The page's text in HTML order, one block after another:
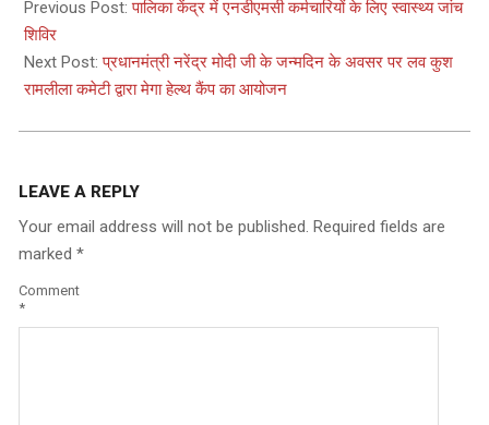
09-
17
Previous Post:पालिका केंद्र में एनडीएमसी कर्मचारियों के लिए स्वास्थ्य जांच
शिविर
Next Post:प्रधानमंत्री नरेंद्र मोदी जी के जन्मदिन के अवसर पर लव कुश
रामलीला कमेटी द्वारा मेगा हेल्थ कैंप का आयोजन
LEAVE A REPLY
Your email address will not be published. Required fields are
marked *
Comment
*